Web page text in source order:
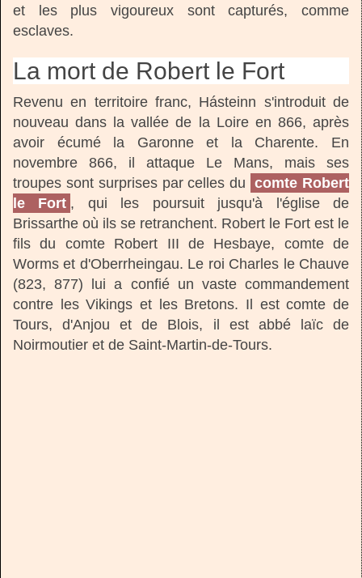
et les plus vigoureux sont capturés, comme
esclaves.
La mort de Robert le Fort
Revenu en territoire franc, Hásteinn s'introduit de
nouveau dans la vallée de la Loire en 866, après
avoir écumé la Garonne et la Charente. En
novembre 866, il attaque Le Mans, mais ses
troupes sont surprises par celles du
comte Robert
le Fort , qui les poursuit jusqu'à l'église de
Brissarthe où ils se retranchent. Robert le Fort est le
fils du comte Robert III de Hesbaye, comte de
Worms et d'Oberrheingau. Le roi Charles le Chauve
(823, 877) lui a confié un vaste commandement
contre les Vikings et les Bretons. Il est comte de
Tours, d'Anjou et de Blois, il est abbé laïc de
Noirmoutier et de Saint-Martin-de-Tours.